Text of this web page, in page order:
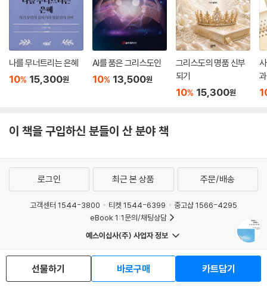
나를 무너트리는 은혜
10% 15,300원
AI를 품은 그리스도인
10% 13,500원
그리스도의 명품 신부
되기
10% 15,300원
이 책을 구입하신 분들이 산 분야 책
선물하기 바로구매 카트담기
로그인 최근 본 상품 주문/배송
고객센터 1544-3800 티켓 1544-6399
중고샵 1566-4295
eBook 1:1문의/채팅상담
예스이십사(주) 사업자 정보
회사소개
거래처관계자께